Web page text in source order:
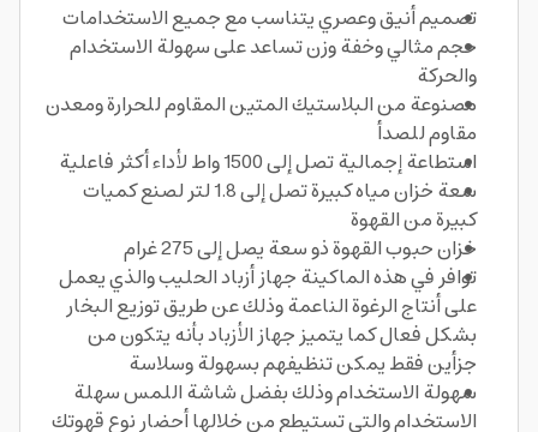
تصميم أنيق وعصري يتناسب مع جميع الاستخدامات
حجم مثالي وخفة وزن تساعد على سهولة الاستخدام
والحركة
مصنوعة من البلاستيك المتين المقاوم للحرارة ومعدن
مقاوم للصدأ
استطاعة إجمالية تصل إلى 1500 واط لأداء أكثر فاعلية
سعة خزان مياه كبيرة تصل إلى 1.8 لتر لصنع كميات
كبيرة من القهوة
خزان حبوب القهوة ذو سعة يصل إلى 275 غرام
توافر في هذه الماكينة جهاز أزباد الحليب والذي يعمل
على أنتاج الرغوة الناعمة وذلك عن طريق توزيع البخار
بشكل فعال كما يتميز جهاز الأزباد بأنه يتكون من
جزأين فقط يمكن تنظيفهم بسهولة وسلاسة
سهولة الاستخدام وذلك بفضل شاشة اللمس سهلة
الاستخدام والتي تستيطع من خلالها أحضار نوع قهوتك